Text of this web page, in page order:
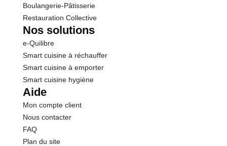
Matières grasses (lipides) : 3 g (dont acides gras saturés : 2 g)
Glucides : 9,6 g (dont sucres : 9,6 g)
Protéines : 6,4 g
Calcium : 240 mg
Les personnes allergiques ou intolérantes aux produits laitiers doivent éviter
de consommer ce produit.
Conservation
Le lait pasteurisé UHT offre une sécurité bactériologique optimale. Évitez les
Boulangerie-Pâtisserie
Restauration Collective
Nos solutions
e-Quilibre
Smart cuisine à réchauffer
Smart cuisine à emporter
Smart cuisine hygiène
Aide
Mon compte client
Nous contacter
FAQ
Plan du site